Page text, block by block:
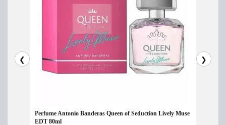
❮
Perfume Antonio Banderas Queen of Seduction Lively Muse
EDT 80ml
❯